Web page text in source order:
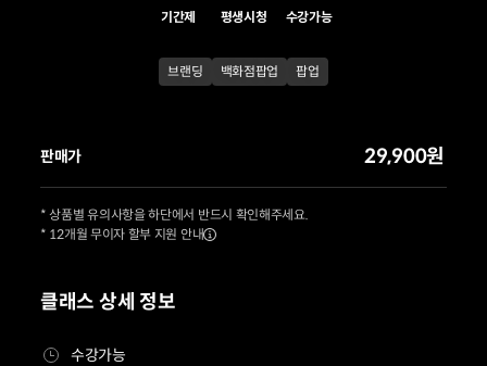
기간제 평생시청 수강가능
브랜딩 백화점팝업 팝업
클래스 상세 정보
수강가능
판매가 29,900원
* 상품별 유의사항을 하단에서 반드시 확인해주세요.
* 12개월 무이자 할부 지원 안내